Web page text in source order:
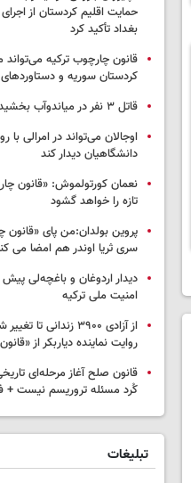
حمایت اقلیم کردستان از
بغداد تأکید کرد
قانون چارچوب ترکیه می‌تواند
کردستان سوریه و دستاوردهای
قاتل ٣ نفر در میاندوآب بخشیده شد
اوجالان می‌تواند در امرالی با
دانشگاهیان دیدار کند
نعمان کورتولموش: «قانون
تازه را خواهد گشود
پروین بولدان:من پای «قانون
سری ثریا اوندر هم امضا می
دیدار اردوغان و باغچه‌لی
امنیت ملی ترکیه
از آزادی ۳۹۰۰ زندانی تا
روایت نماینده دیاربکر از
قانون صلح آغاز مرحله‌ای
کُرد مسئله تروریسم نیست +
تبلیغات